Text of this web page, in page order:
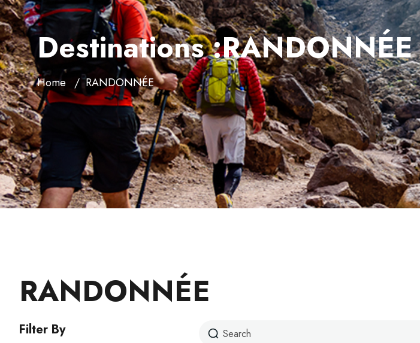
Destinations :RANDONNÉE
Home RANDONNÉE
RANDONNÉE
Filter By